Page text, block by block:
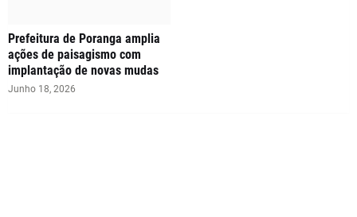
Prefeitura de Poranga amplia
ações de paisagismo com
implantação de novas mudas
Junho 18, 2026